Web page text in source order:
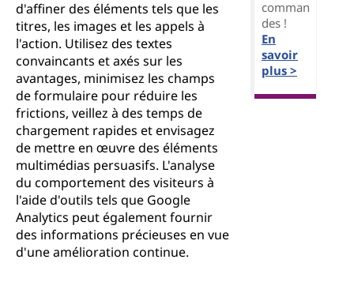
d'affiner des éléments tels que les
titres, les images et les appels à
l'action. Utilisez des textes
convaincants et axés sur les
avantages, minimisez les champs
de formulaire pour réduire les
frictions, veillez à des temps de
chargement rapides et envisagez
de mettre en œuvre des éléments
multimédias persuasifs. L'analyse
du comportement des visiteurs à
l'aide d'outils tels que Google
Analytics peut également fournir
des informations précieuses en vue
d'une amélioration continue.
comman
des !
En
savoir
plus >